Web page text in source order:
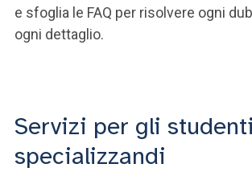
e sfoglia le FAQ per risolvere ogni
ogni dettaglio.
Servizi per gli studenti
specializzandi